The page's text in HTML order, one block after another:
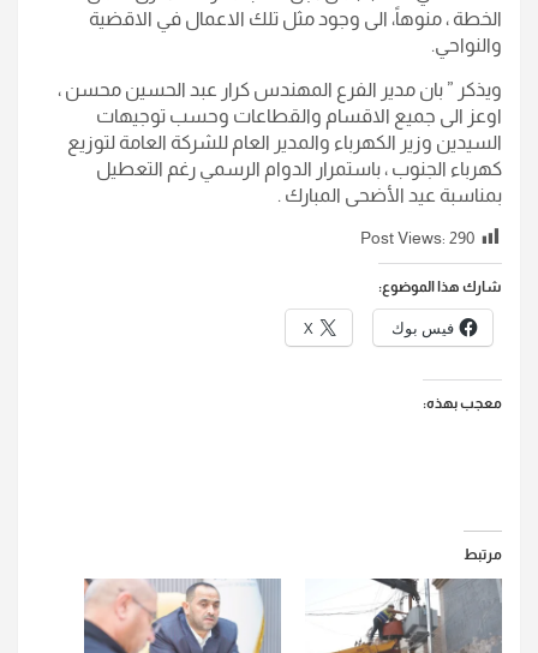
الخطة ، منوهاً، الى وجود مثل تلك الاعمال في الاقضية
والنواحي.
ويذكر ” بان مدير الفرع المهندس كرار عبد الحسين محسن ،
اوعز الى جميع الاقسام والقطاعات وحسب توجيهات
السيدين وزير الكهرباء والمدير العام للشركة العامة لتوزيع
كهرباء الجنوب ، باستمرار الدوام الرسمي رغم التعطيل
بمناسبة عيد الأضحى المبارك .
Post Views: 290
شارك هذا الموضوع:
فيس بوك X
معجب بهذه:
مرتبط